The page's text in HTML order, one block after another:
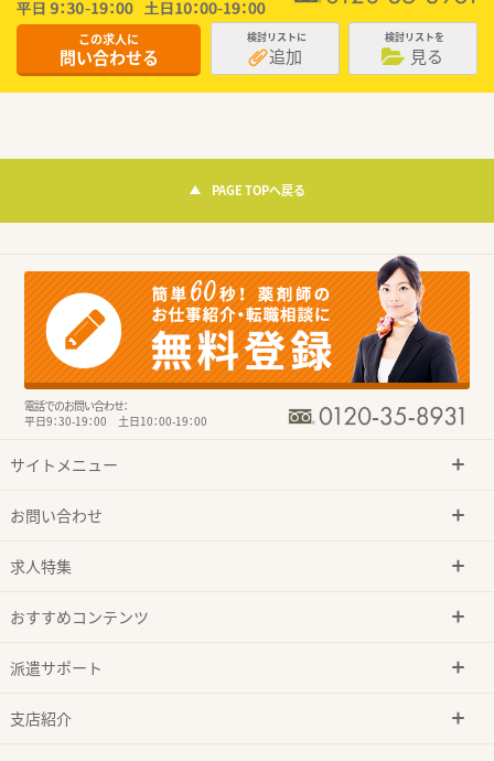
この求人に
問い合わせる
検討リストに
追加
検討リストを
見る
PAGE TOPへ戻る
電話でのお問い合わせ：
平日9：30-19：00 土日10：00-19：00
サイトメニュー
お問い合わせ
求人特集
おすすめコンテンツ
派遣サポート
支店紹介